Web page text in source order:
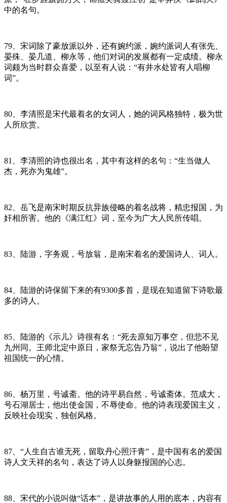
中的名句。
79、宋词除了豪放派以外，还有婉约派，婉约派词人有张先、
晏殊、晏几道、柳永等，他们对词的发展都有一定成绩。柳永
词颇为当时群众喜爱，以至有人说：“有井水处皆有人唱柳
词”。
80、李清照是宋代最着名的女词人，她的词风格独特，极为世
人所欣赏。
81、李清照的诗也很出名，其中有这样的名句：“生当做人
杰，死亦为鬼雄”。
82、岳飞是南宋时期反抗异族侵略的着名战将，精忠报国，为
奸相所害。他的《满江红》词，至今为广大人民所传唱。
83、陆游，字务观，号放翁，是南宋着名的爱国诗人、词人。
84、陆游的诗保留下来的有9300多首，是现在知道留下诗歌最
多的诗人。
85、陆游的《示儿》诗很有名：“死去原知万事空，但悲不见
九州同。王师北定中原日，家祭无忘告乃翁”，说出了他盼望
祖国统一的心情。
86、杨万里，号诚斋。他的诗平易自然，号诚斋体。范成大，
号石湖居士，他出使金国，不辱使命。他的诗表现爱国主义，
反映社会现实，独创风格。
87、“人生自古谁无死，留取丹心照汗青”，是中国有名的爱国
诗人文天祥的名句，表达了诗人以身躯报国的心志。
88、宋代的小说叫做“话本”，是讲故事的人用的底本，内容有